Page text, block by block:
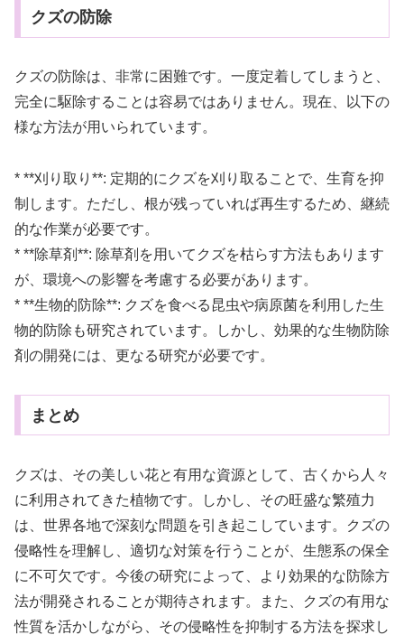
クズの防除
クズの防除は、非常に困難です。一度定着してしまうと、
完全に駆除することは容易ではありません。現在、以下の
様な方法が用いられています。
* **刈り取り**: 定期的にクズを刈り取ることで、生育を抑
制します。ただし、根が残っていれば再生するため、継続
的な作業が必要です。
* **除草剤**: 除草剤を用いてクズを枯らす方法もあります
が、環境への影響を考慮する必要があります。
* **生物的防除**: クズを食べる昆虫や病原菌を利用した生
物的防除も研究されています。しかし、効果的な生物防除
剤の開発には、更なる研究が必要です。
まとめ
クズは、その美しい花と有用な資源として、古くから人々
に利用されてきた植物です。しかし、その旺盛な繁殖力
は、世界各地で深刻な問題を引き起こしています。クズの
侵略性を理解し、適切な対策を行うことが、生態系の保全
に不可欠です。今後の研究によって、より効果的な防除方
法が開発されることが期待されます。また、クズの有用な
性質を活かしながら、その侵略性を抑制する方法を探求し